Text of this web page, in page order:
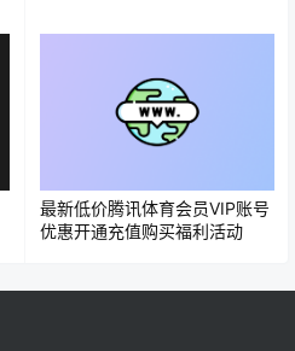
最新低价腾讯体育会员VIP账号
优惠开通充值购买福利活动